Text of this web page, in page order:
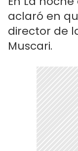
aclaró en
director de
Muscari.